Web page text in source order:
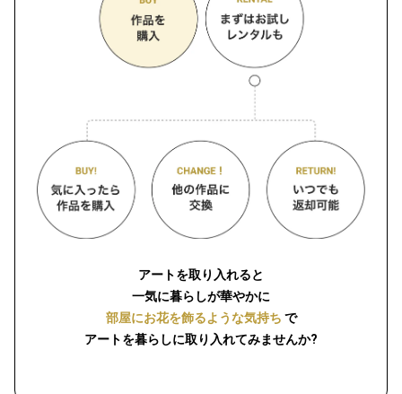
アートを取り入れると
一気に暮らしが華やかに
部屋にお花を飾るような気持ち で
アートを暮らしに取り入れてみませんか?